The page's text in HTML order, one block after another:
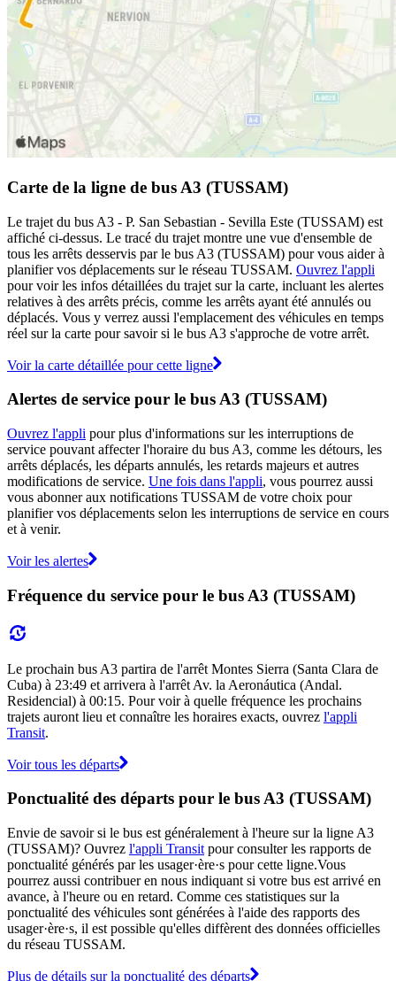
Carte de la ligne de bus A3 (TUSSAM)
Le trajet du bus A3 - P. San Sebastian - Sevilla Este (TUSSAM) est
affiché ci-dessus. Le tracé du trajet montre une vue d'ensemble de
tous les arrêts desservis par le bus A3 (TUSSAM) pour vous aider à
planifier vos déplacements sur le réseau TUSSAM. Ouvrez l'appli
pour voir les infos détaillées du trajet sur la carte, incluant les alertes
relatives à des arrêts précis, comme les arrêts ayant été annulés ou
déplacés. Vous y verrez aussi l'emplacement des véhicules en temps
réel sur la carte pour savoir si le bus A3 s'approche de votre arrêt.
Voir la carte détaillée pour cette ligne
Alertes de service pour le bus A3 (TUSSAM)
Ouvrez l'appli pour plus d'informations sur les interruptions de
service pouvant affecter l'horaire du bus A3, comme les détours, les
arrêts déplacés, les départs annulés, les retards majeurs et autres
modifications de service. Une fois dans l'appli, vous pourrez aussi
vous abonner aux notifications TUSSAM de votre choix pour
planifier vos déplacements selon les interruptions de service en cours
et à venir.
Voir les alertes
Fréquence du service pour le bus A3 (TUSSAM)
Le prochain bus A3 partira de l'arrêt Montes Sierra (Santa Clara de
Cuba) à 23:49 et arrivera à l'arrêt Av. la Aeronáutica (Andal.
Residencial) à 00:15. Pour voir à quelle fréquence les prochains
trajets auront lieu et connaître les horaires exacts, ouvrez l'appli
Transit.
Voir tous les départs
Ponctualité des départs pour le bus A3 (TUSSAM)
Envie de savoir si le bus est généralement à l'heure sur la ligne A3
(TUSSAM)? Ouvrez l'appli Transit pour consulter les rapports de
ponctualité générés par les usager·ère·s pour cette ligne.Vous
pourrez aussi contribuer en nous indiquant si votre bus est arrivé en
avance, à l'heure ou en retard. Comme ces statistiques sur la
ponctualité des véhicules sont générées à l'aide des rapports des
usager·ère·s, il est possible qu'elles diffèrent des données officielles
du réseau TUSSAM.
Plus de détails sur la ponctualité des départs